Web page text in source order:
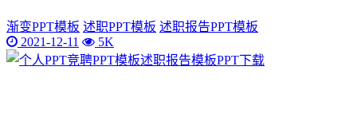
渐变PPT模板 述职PPT模板 述职报告PPT模板
2021-12-11
5K